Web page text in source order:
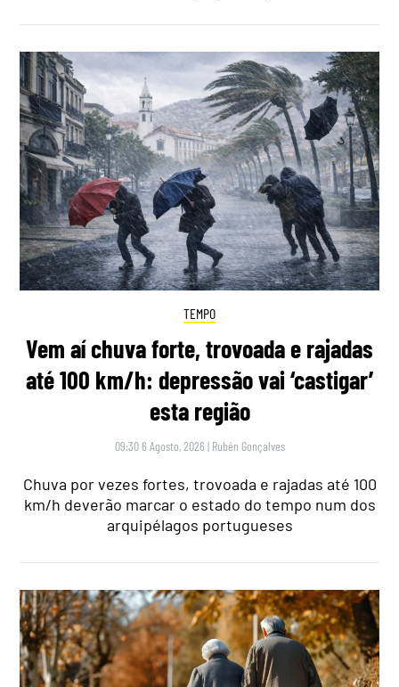
TEMPO
Vem aí chuva forte, trovoada e rajadas
até 100 km/h: depressão vai ‘castigar’
esta região
09:30 6 Agosto, 2026 | Rubén Gonçalves
Chuva por vezes fortes, trovoada e rajadas até 100
km/h deverão marcar o estado do tempo num dos
arquipélagos portugueses